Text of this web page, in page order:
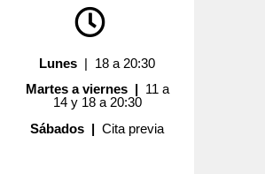
Lunes | 18 a 20:30
Martes a viernes | 11 a
14 y 18 a 20:30
Sábados |Cita previa